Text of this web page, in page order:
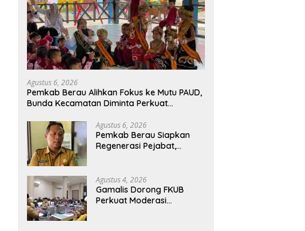
Agustus 6, 2026
Pemkab Berau Alihkan Fokus ke Mutu PAUD,
Bunda Kecamatan Diminta Perkuat
Agustus 6, 2026
Pemkab Berau Siapkan
Regenerasi Pejabat,
Agustus 4, 2026
Gamalis Dorong FKUB
Perkuat Moderasi